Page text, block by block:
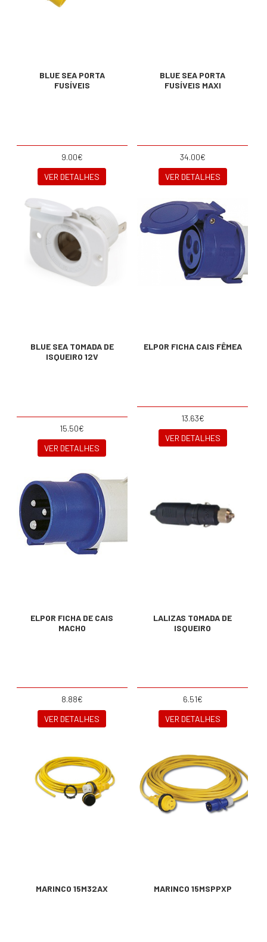
BLUE SEA PORTA
FUSÍVEIS
9.00€
VER DETALHES
BLUE SEA PORTA
FUSÍVEIS MAXI
34.00€
VER DETALHES
BLUE SEA TOMADA DE
ISQUEIRO 12V
15.50€
VER DETALHES
ELPOR FICHA CAIS FÊMEA
13.63€
VER DETALHES
ELPOR FICHA DE CAIS
MACHO
8.88€
VER DETALHES
LALIZAS TOMADA DE
ISQUEIRO
6.51€
VER DETALHES
MARINCO 15M32AX MARINCO 15MSPPXP